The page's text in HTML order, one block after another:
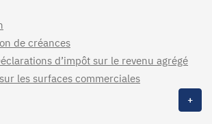
de créances
d’impôt sur le revenu agrégé
les surfaces commerciales
+